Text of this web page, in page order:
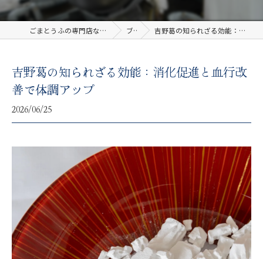
ごまとうふの専門店なら有限会社森下商店総本舗 ブログ 吉野葛の知られざる効能：消化促進と血行改善で体調アップ
吉野葛の知られざる効能：消化促進と血行改
善で体調アップ
2026/06/25